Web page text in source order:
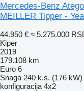
Mercedes-Benz
MEILLER Tipper -
44.950 € ≈ 5.275.000
Kiper
2019
179.108 km
Euro 6
Snaga 240 k.s. (176 kW)
konfiguracija 4x2